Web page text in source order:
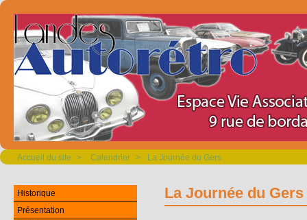
Accueil du site > Calendrier > La Journée du Gers
La Journée du Gers
Historique
Présentation